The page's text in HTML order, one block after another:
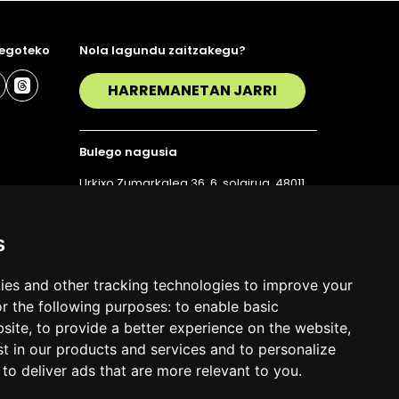
and other tracking technologies to improve your
the following purposes: to enable basic
, to provide a better experience on the website,
in our products and services and to personalize
to deliver ads that are more relevant to you.
Nola lagundu zaitzakegu?
HARREMANETAN JARRI
Bulego nagusia
Urkixo Zumarkalea 36, 6. solairua, 48011